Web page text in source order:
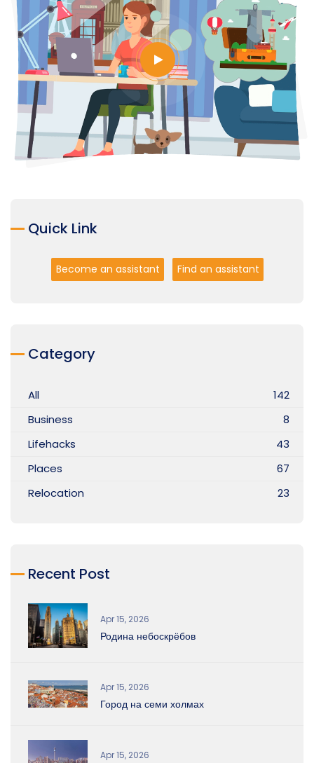
Quick Link
Become an assistant Find an assistant
Category
All
142
Business
8
Lifehacks
43
Places
67
Relocation
23
Recent Post
Apr 15, 2026
Родина небоскрёбов
Apr 15, 2026
Город на семи холмах
Apr 15, 2026